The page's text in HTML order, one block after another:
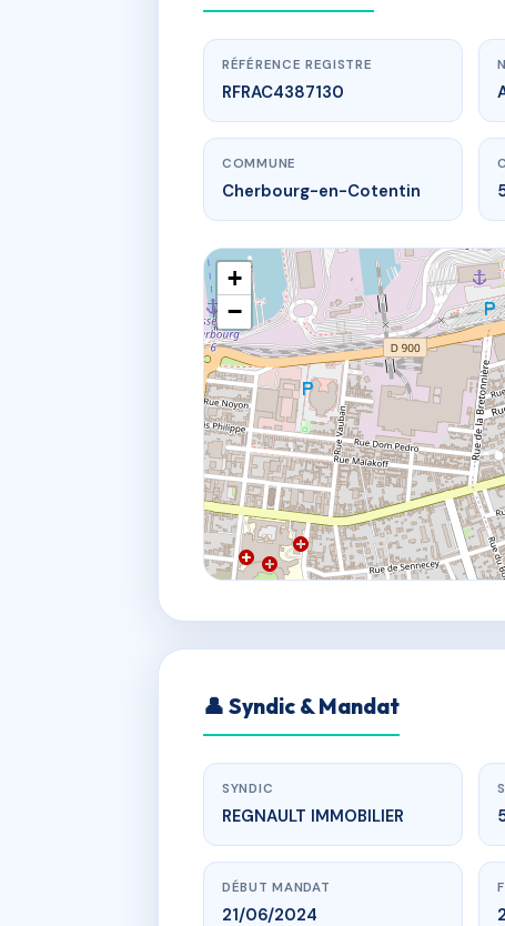
195 r du
RÉFÉRENCE REGISTRE
RFRAC4387130
COMMUNE
Cherbourg-en-Cotentin
+
−
👤 Syndic & Mandat
SYNDIC
REGNAULT IMMOBILIER
DÉBUT MANDAT
21/06/2024